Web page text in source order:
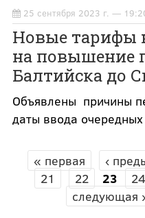
25 сентября 2023 г. —
Новые тарифы
на повышение
Балтийска до
Объявлены причины
даты ввода
СТРАНИЦЫ
« первая ‹
21
22 23 24
следующая ›